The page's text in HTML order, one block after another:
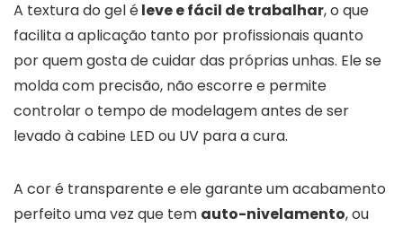
A textura do gel éleve e fácil de trabalhar, o que
facilita a aplicação tanto por profissionais quanto
por quem gosta de cuidar das próprias unhas. Ele se
molda com precisão, não escorre e permite
controlar o tempo de modelagem antes de ser
levado à cabine LED ou UV para a cura.
A cor é transparente e ele garante um acabamento
perfeito uma vez que tem auto-nivelamento, ou